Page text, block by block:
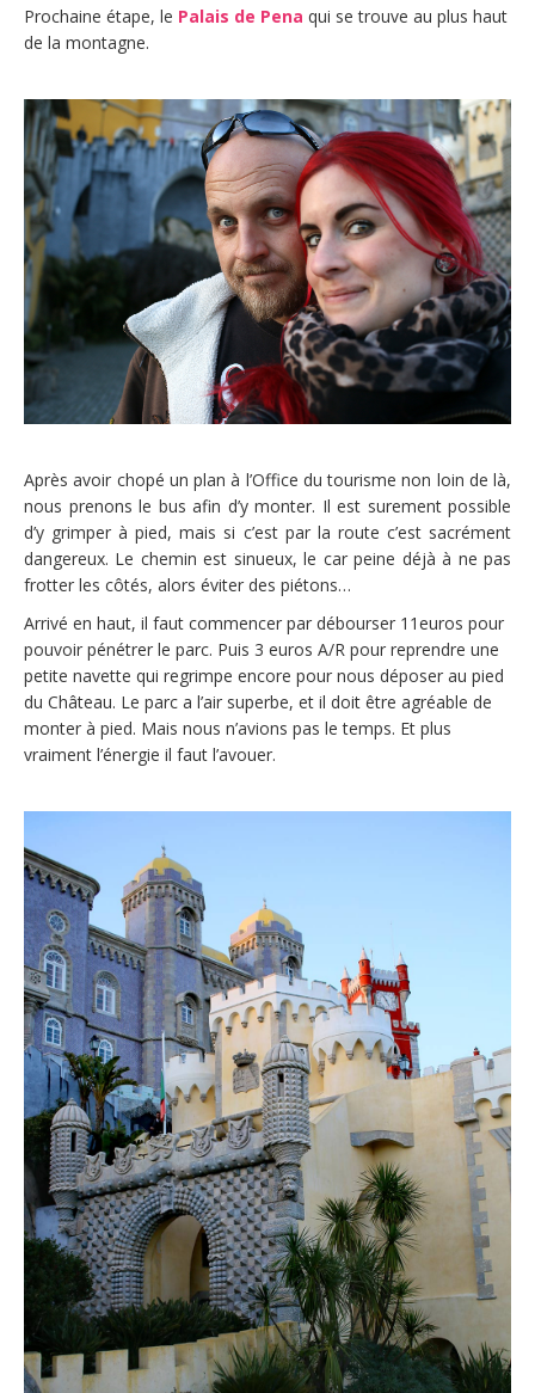
Prochaine étape, le Palais de Pena qui se trouve au plus haut
de la montagne.
Après avoir chopé un plan à l’Office du tourisme non loin de là,
nous prenons le bus afin d’y monter. Il est surement possible
d’y grimper à pied, mais si c’est par la route c’est sacrément
dangereux. Le chemin est sinueux, le car peine déjà à ne pas
frotter les côtés, alors éviter des piétons…
Arrivé en haut, il faut commencer par débourser 11euros pour
pouvoir pénétrer le parc. Puis 3 euros A/R pour reprendre une
petite navette qui regrimpe encore pour nous déposer au pied
du Château. Le parc a l’air superbe, et il doit être agréable de
monter à pied. Mais nous n’avions pas le temps. Et plus
vraiment l’énergie il faut l’avouer.